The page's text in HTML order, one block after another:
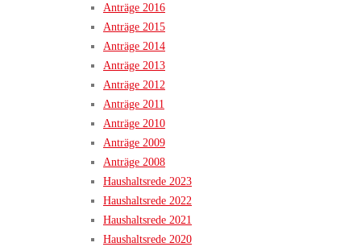
Anträge 2016
Anträge 2015
Anträge 2014
Anträge 2013
Anträge 2012
Anträge 2011
Anträge 2010
Anträge 2009
Anträge 2008
Haushaltsrede 2023
Haushaltsrede 2022
Haushaltsrede 2021
Haushaltsrede 2020